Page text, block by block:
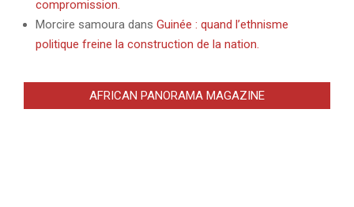
compromission.
Morcire samoura dans Guinée : quand l’ethnisme
politique freine la construction de la nation.
AFRICAN PANORAMA MAGAZINE